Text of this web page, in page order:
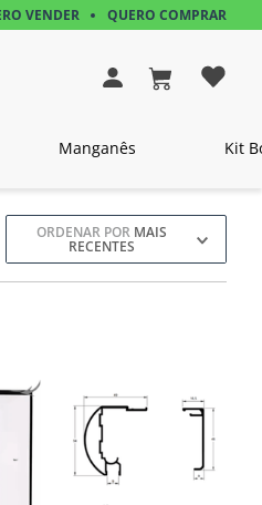
VENDER QUERO COMPRAR
Manganês Kit
ORDENAR POR MAIS
RECENTES